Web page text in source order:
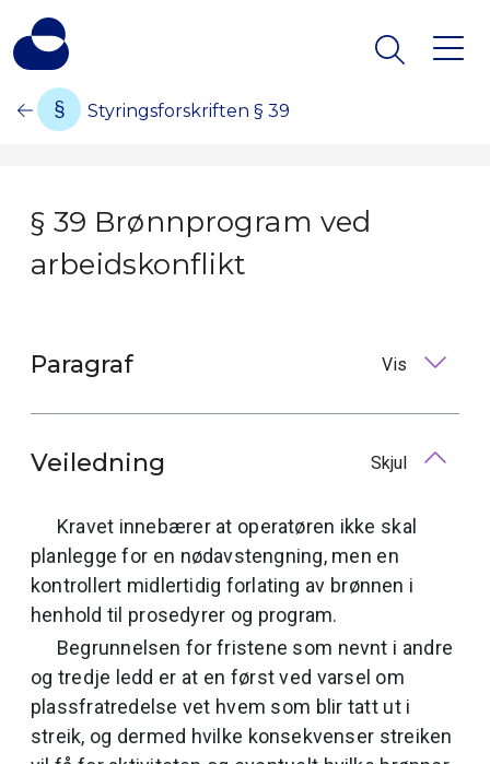
Styringsforskriften § 39
§ 39 Brønnprogram ved
arbeidskonflikt
Paragraf Vis
Veiledning Skjul
Kravet innebærer at operatøren ikke skal
planlegge for en nødavstengning, men en
kontrollert midlertidig forlating av brønnen i
henhold til prosedyrer og program.
Begrunnelsen for fristene som nevnt i andre
og tredje ledd er at en først ved varsel om
plassfratredelse vet hvem som blir tatt ut i
streik, og dermed hvilke konsekvenser streiken